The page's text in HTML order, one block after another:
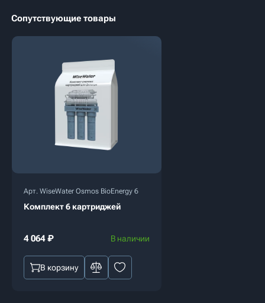
Сопутствующие товары
Арт. WiseWater Osmos BioEnergy 6
Комплект 6 картриджей
4 064 ₽ В наличии
В корзину